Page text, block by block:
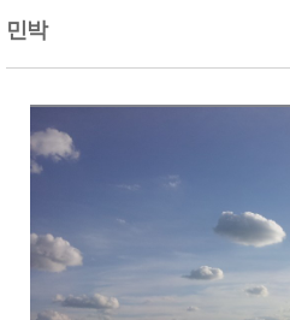
민박